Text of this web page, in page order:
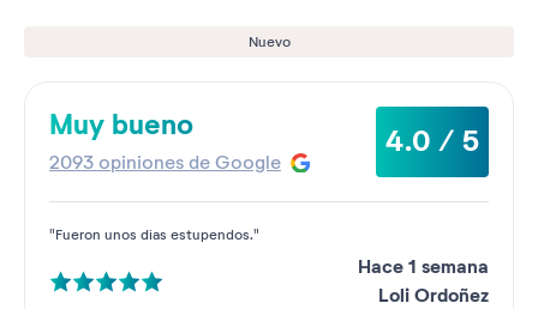
Nuevo
Muy bueno
2093 opiniones de Google
4.0 / 5
"Fueron unos dias estupendos."
Hace 1 semana
Loli Ordoñez